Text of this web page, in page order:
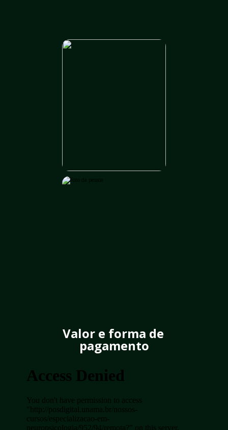
Valor e forma de
pagamento